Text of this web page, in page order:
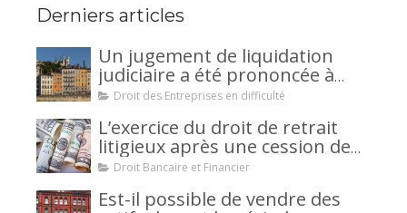
Derniers articles
Un jugement de liquidation
judiciaire a été prononcée à
votre encontre : comment
Droit des Entreprises en difficulté
L’exercice du droit de retrait
litigieux après une cession de
créance : un mécanisme
la caution.
Droit Bancaire et Financier
Est-il possible de vendre des